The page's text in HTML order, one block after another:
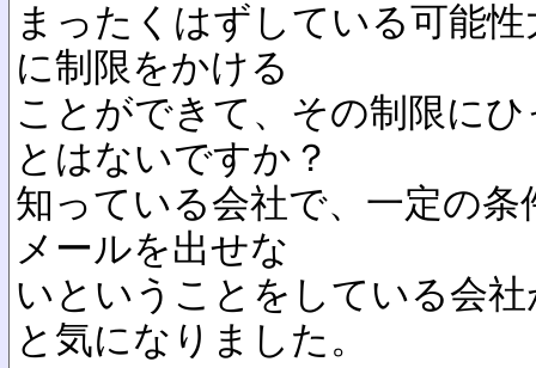
まったくはずしている可能
に制限をかける
ことができて、その制限に
とはないですか？
知っている会社で、一定の
メールを出せな
いということをしている会
と気になりました。